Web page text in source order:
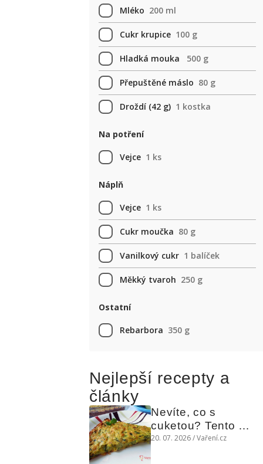
Mléko 200 ml
Cukr krupice 100 g
Hladká mouka 500 g
Přepuštěné máslo 80 g
Droždí (42 g) 1 kostka
Na potření
Vejce 1 ks
Náplň
Vejce 1 ks
Cukr moučka 80 g
Vanilkový cukr 1 balíček
Měkký tvaroh 250 g
Ostatní
Rebarbora 350 g
Nejlepší recepty a
články
Nevíte, co s
cuketou? Tento
levný slaný koláč
20. 07. 2026 / Vaření.cz